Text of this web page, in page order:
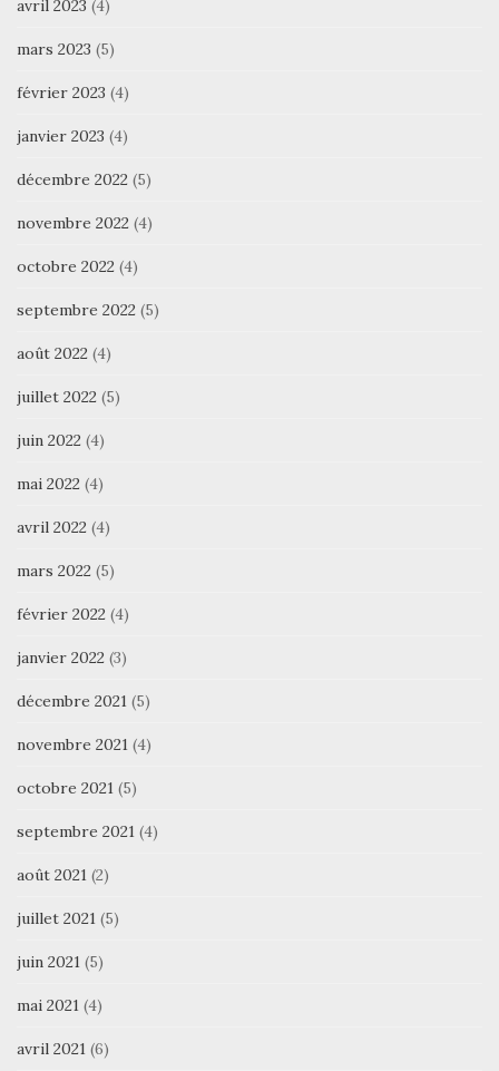
avril 2023 (4)
mars 2023 (5)
février 2023 (4)
janvier 2023 (4)
décembre 2022 (5)
novembre 2022 (4)
octobre 2022 (4)
septembre 2022 (5)
août 2022 (4)
juillet 2022 (5)
juin 2022 (4)
mai 2022 (4)
avril 2022 (4)
mars 2022 (5)
février 2022 (4)
janvier 2022 (3)
décembre 2021 (5)
novembre 2021 (4)
octobre 2021 (5)
septembre 2021 (4)
août 2021 (2)
juillet 2021 (5)
juin 2021 (5)
mai 2021 (4)
avril 2021 (6)